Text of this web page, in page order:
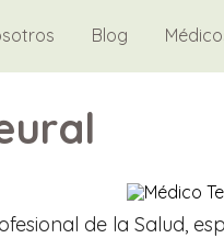
Blog
de la Salud,